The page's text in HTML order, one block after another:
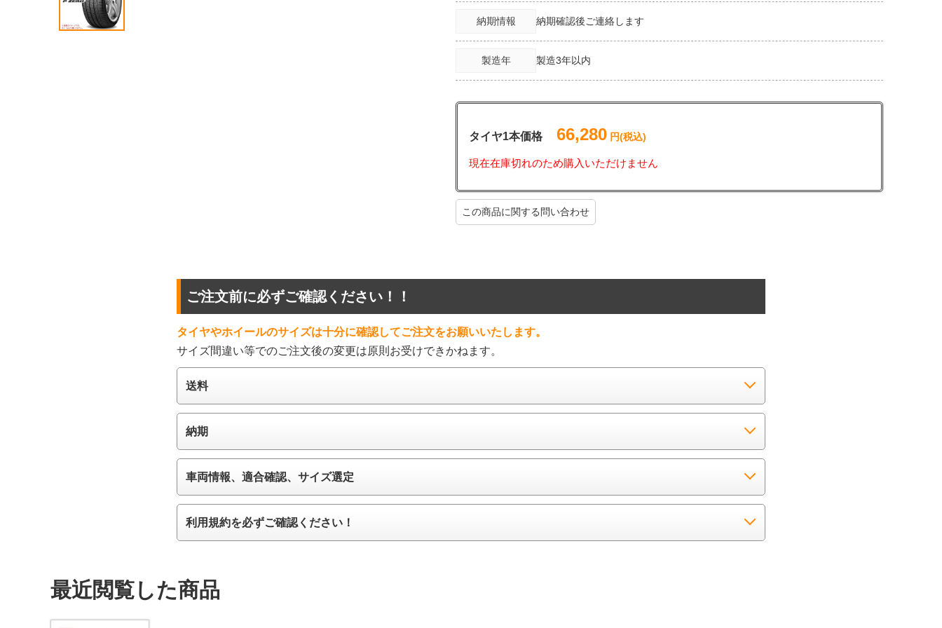
納期情報 納期確認後ご連絡します
製造年 製造3年以内
タイヤ1本価格 66,280 円(税込)
現在在庫切れのため購入いただけません
この商品に関する問い合わせ
ご注文前に必ずご確認ください！！
タイヤやホイールのサイズは十分に確認してご注文をお願いいたします。
サイズ間違い等でのご注文後の変更は原則お受けできかねます。
送料
納期
車両情報、適合確認、サイズ選定
利用規約を必ずご確認ください！
最近閲覧した商品